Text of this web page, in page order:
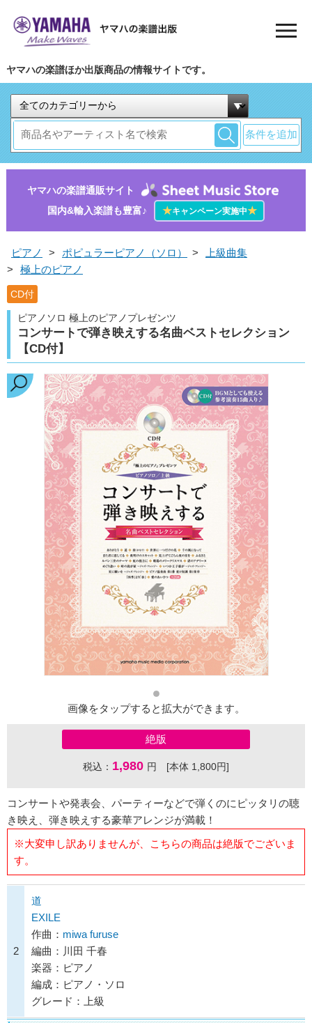
ヤマハの楽譜ほか出版商品の情報サイトです。
条件を追加
ヤマハの楽譜通販サイト
国内&輸入楽譜も豊富♪
★キャンペーン実施中★
ピアノ > ポピュラーピアノ（ソロ） >
上級曲集
>
極上のピアノ
CD付
ピアノソロ 極上のピアノプレゼンツ
コンサートで弾き映えする名曲ベストセレクション
【CD付】
画像をタップすると拡大ができます。
絶版
税込： 1,980 円 [本体 1,800円]
コンサートや発表会、パーティーなどで弾くのにピッタリの聴
き映え、弾き映えする豪華アレンジが満載！
※大変申し訳ありませんが、こちらの商品は絶版でございま
す。
2
道
EXILE
作曲： miwa furuse
編曲：川田 千春
楽器：ピアノ
編成：ピアノ・ソロ
グレード：上級